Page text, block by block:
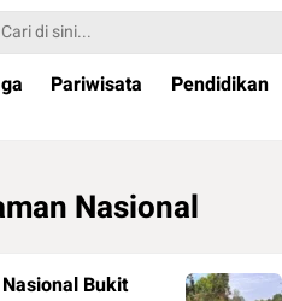
Pariwisata Pendidikan
Nasional
Bukit